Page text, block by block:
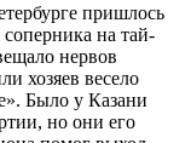
пришлось
на тай-
нервов
хозяев весело
Было у Казани
но они его